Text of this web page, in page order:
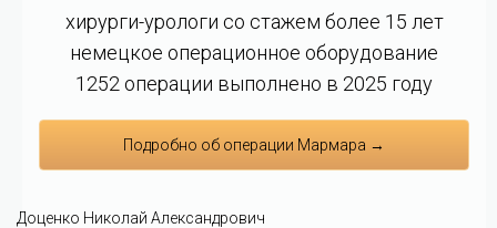
хирурги-урологи со стажем более 15 лет
немецкое операционное оборудование
1252 операции выполнено в 2025 году
Подробно об операции Мармара →
Доценко Николай Александрович